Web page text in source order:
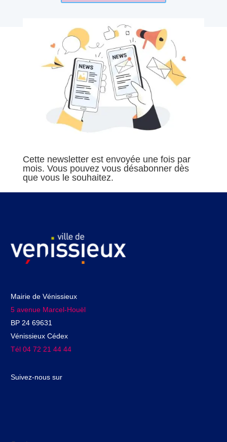
Cette newsletter est envoyée une fois par
mois. Vous pouvez vous désabonner dès
que vous le souhaitez.
Mairie de Vénissieux
5 avenue Marcel-Houël
BP 24 69631
Vénissieux Cédex
Tél 04 72 21 44 44
Suivez-nous sur